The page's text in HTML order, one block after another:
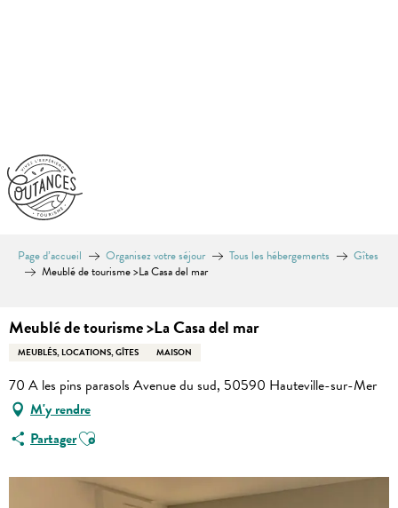
Page d’accueil Organisez votre séjour Tous les hébergements
Gîtes
Meublé de tourisme >La Casa del mar
Meublé de tourisme >La Casa del mar
MEUBLÉS, LOCATIONS, GÎTES MAISON
70 A les pins parasols Avenue du sud, 50590 Hauteville-sur-Mer
M'y rendre
PartagerAjouter aux favoris